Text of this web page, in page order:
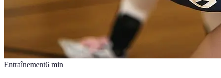
Entraînement6 min